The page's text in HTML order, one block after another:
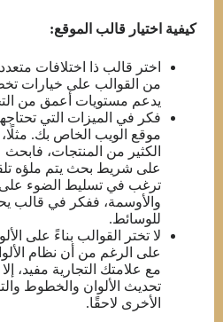
كيفية اختيار قالب الموقع:
اختر قالب ذا اختلافات
من القوالب على خيارات
يدعم مستويات أعمق من
فكر في الميزات التي
موقع الويب الخاص بك. مثلًا،
الكثير من المنتجات،
على شريط بحث يتم ملؤه
ترغب في تسليط الضوء على
والأوسمة، ففكر في قالب
للوسائط.
لا تختر القوالب بناءً على
على الرغم من أن نظام
مع علامتك التجارية مفيد،
تحديث الألوان والخطوط
الأخرى لاحقًا.